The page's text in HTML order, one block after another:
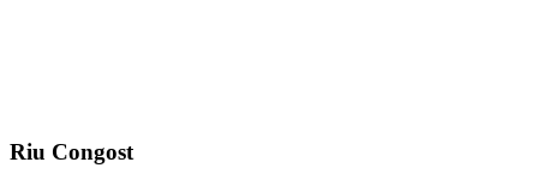
Riu Congost